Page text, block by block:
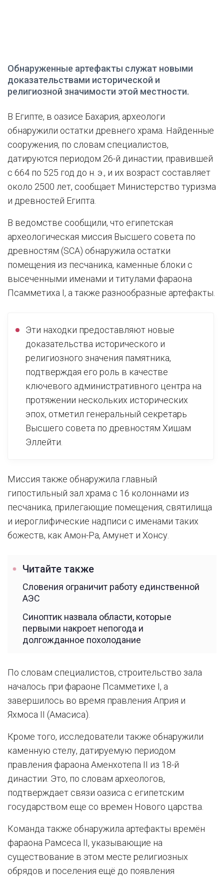
Обнаруженные артефакты служат новыми
доказательствами исторической и
религиозной значимости этой местности.
В Египте, в оазисе Бахария, археологи
обнаружили остатки древнего храма. Найденные
сооружения, по словам специалистов,
датируются периодом 26-й династии, правившей
с 664 по 525 год до н. э., и их возраст составляет
около 2500 лет, сообщает Министерство туризма
и древностей Египта.
В ведомстве сообщили, что египетская
археологическая миссия Высшего совета по
древностям (SCA) обнаружила остатки
помещения из песчаника, каменные блоки с
высеченными именами и титулами фараона
Псамметиха I, а также разнообразные артефакты.
Эти находки предоставляют новые
доказательства исторического и
религиозного значения памятника,
подтверждая его роль в качестве
ключевого административного центра на
протяжении нескольких исторических
эпох, отметил генеральный секретарь
Высшего совета по древностям Хишам
Эллейти.
Миссия также обнаружила главный
гипостильный зал храма с 16 колоннами из
песчаника, прилегающие помещения, святилища
и иероглифические надписи с именами таких
божеств, как Амон-Ра, Амунет и Хонсу.
Читайте также
Словения ограничит работу единственной
АЭС
Синоптик назвала области, которые
первыми накроет непогода и
долгожданное похолодание
По словам специалистов, строительство зала
началось при фараоне Псамметихе I, а
завершилось во время правления Априя и
Яхмоса II (Амасиса).
Кроме того, исследователи также обнаружили
каменную стелу, датируемую периодом
правления фараона Аменхотепа II из 18-й
династии. Это, по словам археологов,
подтверждает связи оазиса с египетским
государством еще со времен Нового царства.
Команда также обнаружила артефакты времён
фараона Рамсеса II, указывающие на
существование в этом месте религиозных
обрядов и поселения ещё до появления